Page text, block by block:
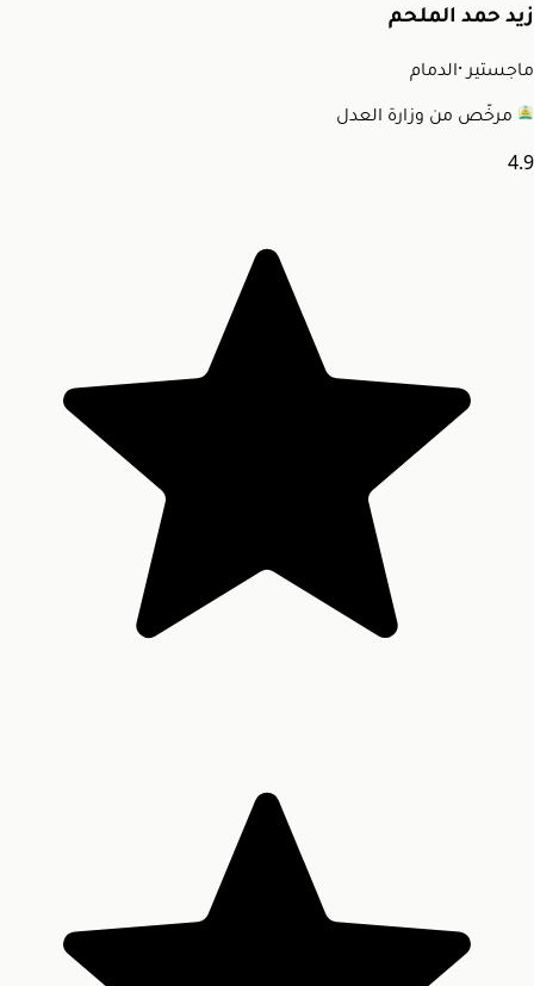
زيد حمد الملحم
ماجستير·الدمام
مرخّص من وزارة العدل
4.9